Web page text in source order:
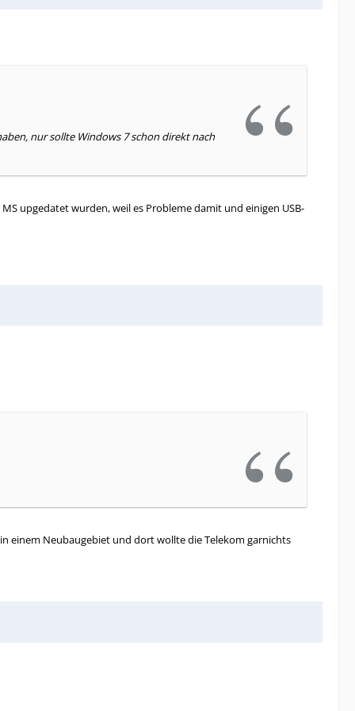
nur sollte Windows 7 schon direkt nach
upgedatet wurden, weil es Probleme damit und einigen USB-
einem Neubaugebiet und dort wollte die Telekom garnichts